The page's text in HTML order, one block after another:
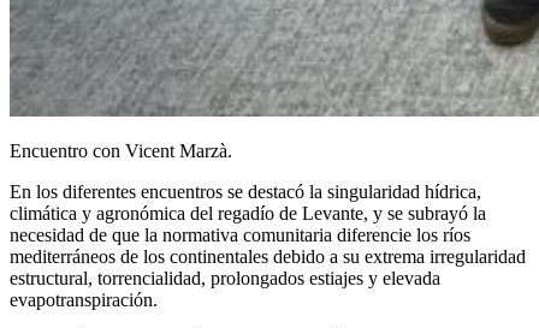
Encuentro con Vicent Marzà.
En los diferentes encuentros se destacó la singularidad hídrica,
climática y agronómica del regadío de Levante, y se subrayó la
necesidad de que la normativa comunitaria diferencie los ríos
mediterráneos de los continentales debido a su extrema irregularidad
estructural, torrencialidad, prolongados estiajes y elevada
evapotranspiración.